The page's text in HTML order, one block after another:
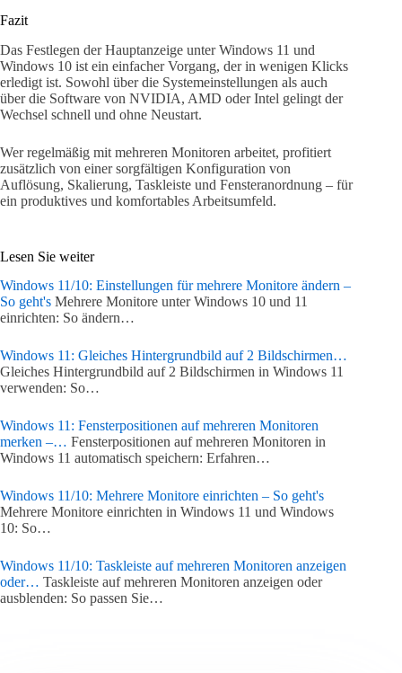
Fazit
Das Festlegen der Hauptanzeige unter Windows 11 und
Windows 10 ist ein einfacher Vorgang, der in wenigen Klicks
erledigt ist. Sowohl über die Systemeinstellungen als auch
über die Software von NVIDIA, AMD oder Intel gelingt der
Wechsel schnell und ohne Neustart.
Wer regelmäßig mit mehreren Monitoren arbeitet, profitiert
zusätzlich von einer sorgfältigen Konfiguration von
Auflösung, Skalierung, Taskleiste und Fensteranordnung – für
ein produktives und komfortables Arbeitsumfeld.
Lesen Sie weiter
Windows 11/10: Einstellungen für mehrere Monitore ändern –
So geht's Mehrere Monitore unter Windows 10 und 11
einrichten: So ändern…
Windows 11: Gleiches Hintergrundbild auf 2 Bildschirmen…
Gleiches Hintergrundbild auf 2 Bildschirmen in Windows 11
verwenden: So…
Windows 11: Fensterpositionen auf mehreren Monitoren
merken –… Fensterpositionen auf mehreren Monitoren in
Windows 11 automatisch speichern: Erfahren…
Windows 11/10: Mehrere Monitore einrichten – So geht's
Mehrere Monitore einrichten in Windows 11 und Windows
10: So…
Windows 11/10: Taskleiste auf mehreren Monitoren anzeigen
oder… Taskleiste auf mehreren Monitoren anzeigen oder
ausblenden: So passen Sie…